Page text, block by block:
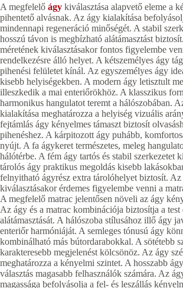
A megfelelő ágy kiválasztása alapvető eleme a
pihentető alvásnak. Az ágy kialakítása
mindennapi regeneráció minőségét. A stabil
hosszú távon is megbízható alátámasztást
méretének kiválasztásakor fontos figyelembe
rendelkezésre álló helyet. A kétszemélyes ágy
pihenési felületet kínál. Az egyszemélyes ágy
kisebb helyiségekben. A modern ágy letisztult
illeszkedik a mai enteriőrökhöz. A klasszikus
harmonikus hangulatot teremt a hálószobában.
kialakítása meghatározza a helyiség vizuális
fejtámlás ágy kényelmes támaszt biztosít
pihenéshez. A kárpitozott ágy puhább,
nyújt. A fa ágykeret természetes, meleg
hálótérbe. A fém ágy tartós és stabil szerkezetet
tárolós ágy praktikus megoldás kisebb
felnyitható ágyrész extra tárolóhelyet biztosít. Az
kiválasztásakor érdemes figyelembe venni a
A megfelelő matrac jelentősen növeli az ágy
Az ágy és a matrac kombinációja biztosítja a test
alátámasztását. A hálószoba stílusához illő ágy
enteriőr harmóniáját. A semleges tónusú ágy
kombinálható más bútordarabokkal. A sötétebb
karakteresebb megjelenést kölcsönöz. Az ágy
meghatározza a kényelmi szintet. A hosszabb
választás magasabb felhasználók számára. Az
magassága befolyásolja a fel- és leszállás